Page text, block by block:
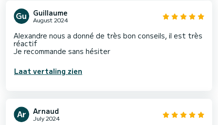
Guillaume
August 2024
Alexandre nous a donné de très bon conseils, il est très
réactif
Je recommande sans hésiter
Laat vertaling zien
Arnaud
July 2024